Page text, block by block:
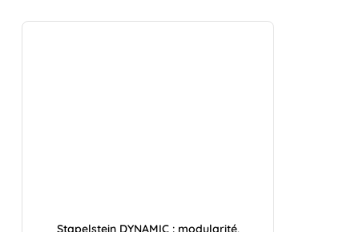
Stapelstein DYNAMIC : modularité,